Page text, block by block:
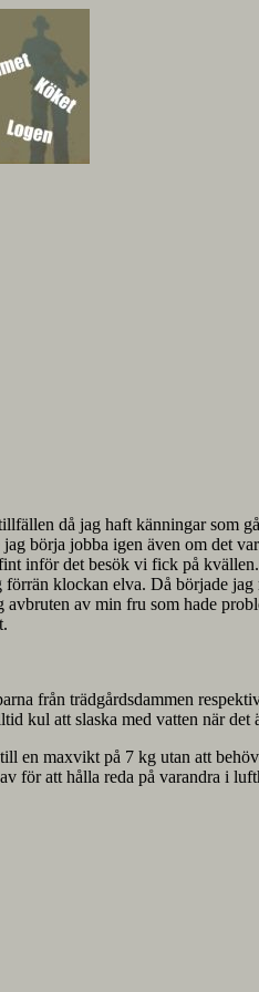
då jag haft känningar som
börja jobba igen även om det
inför det besök vi fick på
klockan elva. Då började
av min fru som hade
från trädgårdsdammen
kul att slaska med vatten när det
en maxvikt på 7 kg utan att
för att hålla reda på varandra i